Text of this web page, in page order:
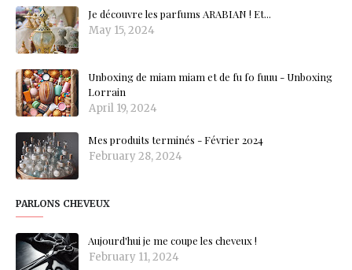
Je découvre les parfums ARABIAN ! Et...
May 15, 2024
Unboxing de miam miam et de fu fo fuuu - Unboxing
Lorrain
April 19, 2024
Mes produits terminés - Février 2024
February 28, 2024
PARLONS CHEVEUX
Aujourd'hui je me coupe les cheveux !
February 11, 2024